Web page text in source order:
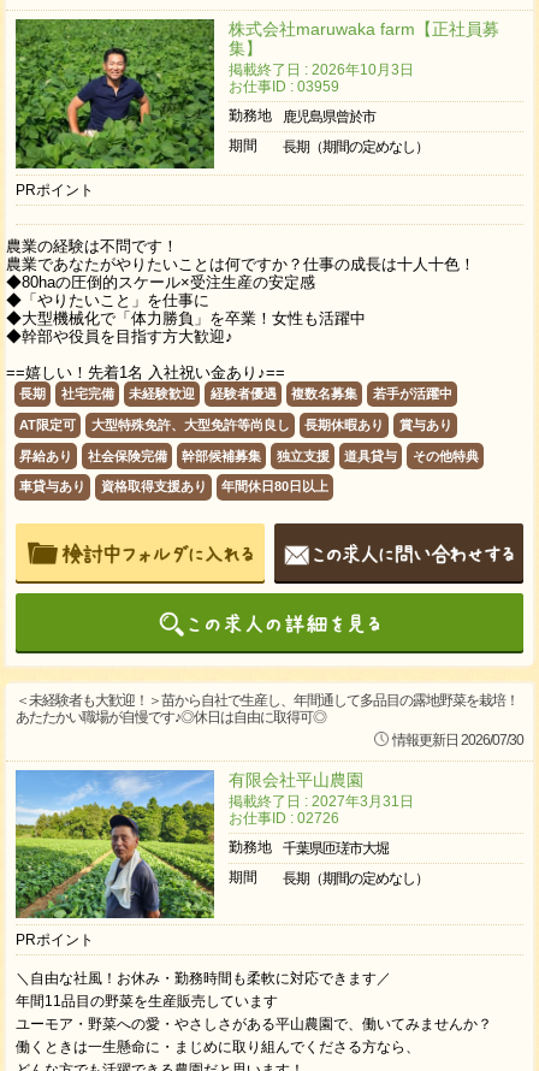
株式会社maruwaka farm【正社員募
集】
掲載終了日 : 2026年10月3日
お仕事ID : 03959
勤務地
鹿児島県曾於市
期間
長期（期間の定めなし）
PRポイント
農業の経験は不問です！
農業であなたがやりたいことは何ですか？仕事の成長は十人十色！
◆80haの圧倒的スケール×受注生産の安定感
◆「やりたいこと」を仕事に
◆大型機械化で「体力勝負」を卒業！女性も活躍中
◆幹部や役員を目指す方大歓迎♪
==嬉しい！先着1名 入社祝い金あり♪==
長期 社宅完備 未経験歓迎 経験者優遇 複数名募集 若手が活躍中
AT限定可 大型特殊免許、大型免許等尚良し 長期休暇あり 賞与あり
昇給あり 社会保険完備 幹部候補募集 独立支援 道具貸与 その他特典
車貸与あり 資格取得支援あり 年間休日80日以上
＜未経験者も大歓迎！＞苗から自社で生産し、年間通して多品目の露地野菜を栽培！
あたたかい職場が自慢です♪◎休日は自由に取得可◎
情報更新日 2026/07/30
有限会社平山農園
掲載終了日 : 2027年3月31日
お仕事ID : 02726
勤務地
千葉県匝瑳市大堀
期間
長期（期間の定めなし）
PRポイント
＼自由な社風！お休み・勤務時間も柔軟に対応できます／
年間11品目の野菜を生産販売しています
ユーモア・野菜への愛・やさしさがある平山農園で、働いてみませんか？
働くときは一生懸命に・まじめに取り組んでくださる方なら、